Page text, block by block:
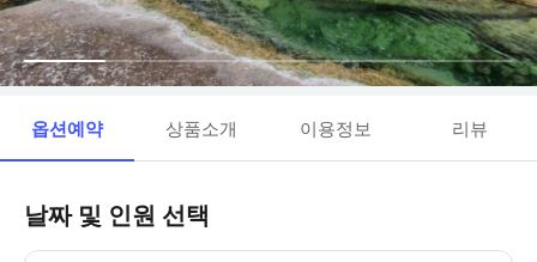
옵션예약 상품소개 이용정보 리뷰
날짜 및 인원 선택